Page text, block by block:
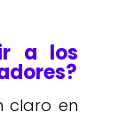
a los
claro en